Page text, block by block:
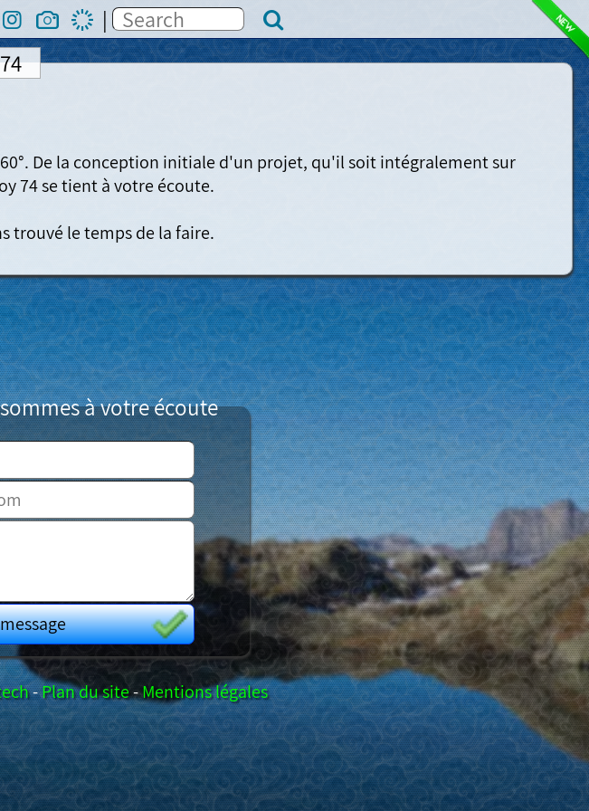
|
De la conception initiale d'un projet, qu'il soit intégralement sur
74 se tient à votre écoute.
à votre écoute
-Plan du site-Mentions légales